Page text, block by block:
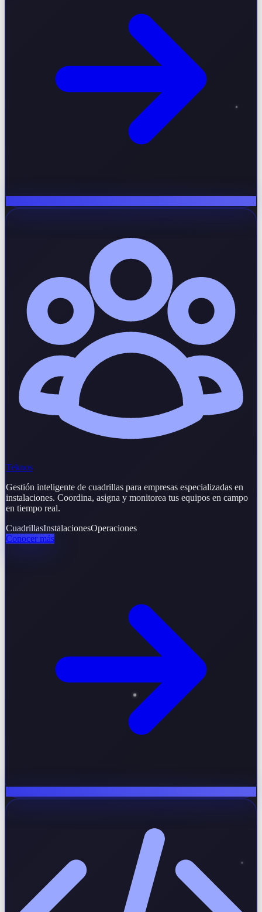
Teknos
Gestión inteligente de cuadrillas para empresas especializadas en
instalaciones. Coordina, asigna y monitorea tus equipos en campo
en tiempo real.
CuadrillasInstalacionesOperaciones
Conocer más